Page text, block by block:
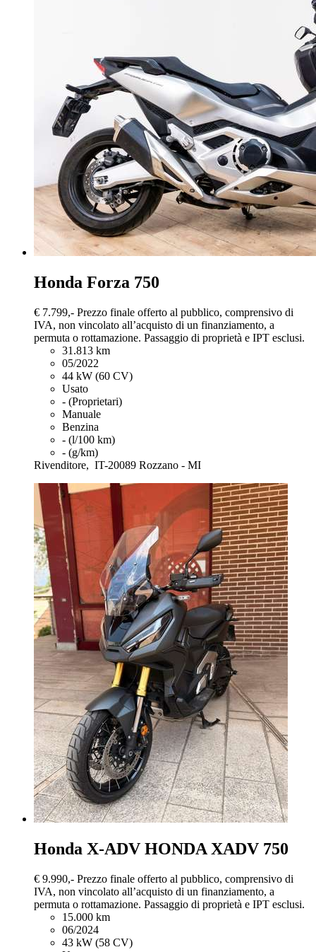
Honda Forza 750
€ 7.799,- Prezzo finale offerto al pubblico, comprensivo di
IVA, non vincolato all’acquisto di un finanziamento, a
permuta o rottamazione. Passaggio di proprietà e IPT esclusi.
31.813 km
05/2022
44 kW (60 CV)
Usato
- (Proprietari)
Manuale
Benzina
- (l/100 km)
- (g/km)
Rivenditore, IT-20089 Rozzano - MI
Honda X-ADV HONDA XADV 750
€ 9.990,- Prezzo finale offerto al pubblico, comprensivo di
IVA, non vincolato all’acquisto di un finanziamento, a
permuta o rottamazione. Passaggio di proprietà e IPT esclusi.
15.000 km
06/2024
43 kW (58 CV)